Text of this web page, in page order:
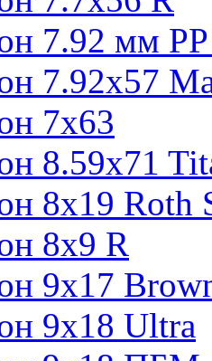
7.92 мм
7.92x57
7x63
8.59x71
8x19 Roth
8x9 R
9x17
9x18 Ultra